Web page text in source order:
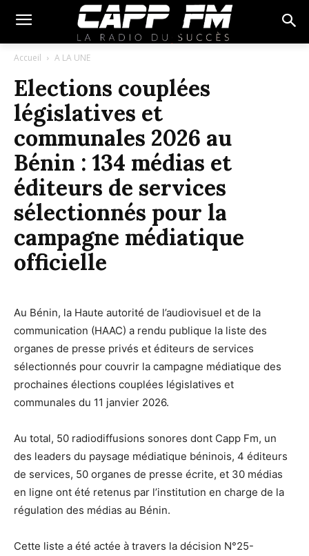
Accueil A LA UNE
Elections couplées
législatives et
communales 2026 au
Bénin : 134 médias et
éditeurs de services
sélectionnés pour la
campagne médiatique
officielle
Au Bénin, la Haute autorité de l’audiovisuel et de la
communication (HAAC) a rendu publique la liste des
organes de presse privés et éditeurs de services
sélectionnés pour couvrir la campagne médiatique des
prochaines élections couplées législatives et
communales du 11 janvier 2026.
Au total, 50 radiodiffusions sonores dont Capp Fm, un
des leaders du paysage médiatique béninois, 4 éditeurs
de services, 50 organes de presse écrite, et 30 médias
en ligne ont été retenus par l’institution en charge de la
régulation des médias au Bénin.
Cette liste a été actée à travers la décision N°25-